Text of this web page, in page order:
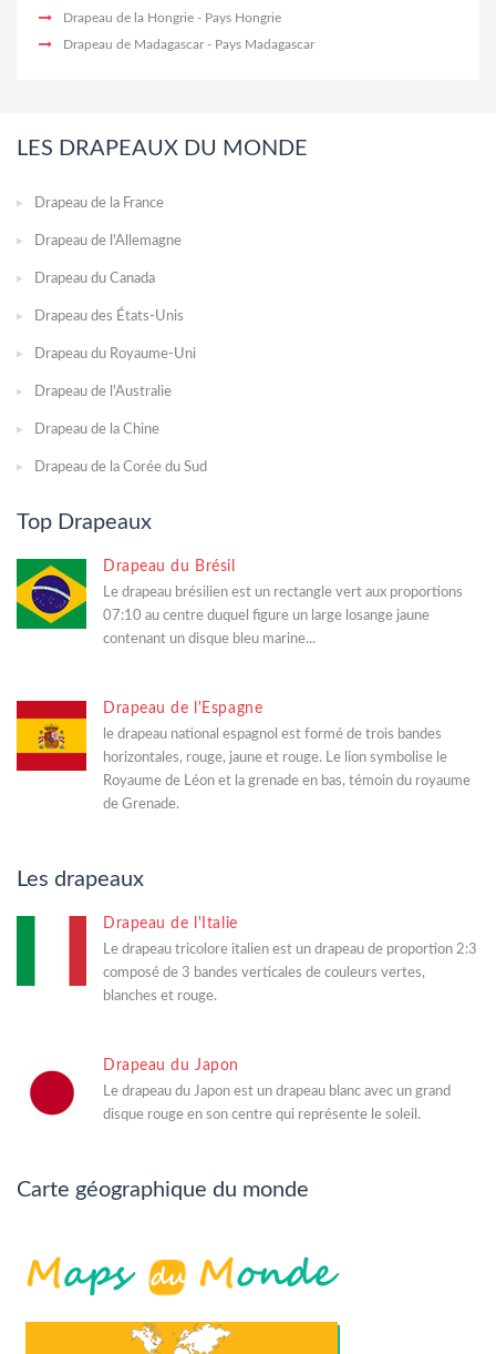
Drapeau de la Hongrie - Pays Hongrie
Drapeau de Madagascar - Pays Madagascar
LES DRAPEAUX DU MONDE
Drapeau de la France
Drapeau de l'Allemagne
Drapeau du Canada
Drapeau des États-Unis
Drapeau du Royaume-Uni
Drapeau de l'Australie
Drapeau de la Chine
Drapeau de la Corée du Sud
Top Drapeaux
Drapeau du Brésil
Le drapeau brésilien est un rectangle vert aux proportions
07:10 au centre duquel figure un large losange jaune
contenant un disque bleu marine...
Drapeau de l'Espagne
le drapeau national espagnol est formé de trois bandes
horizontales, rouge, jaune et rouge. Le lion symbolise le
Royaume de Léon et la grenade en bas, témoin du royaume
de Grenade.
Les drapeaux
Drapeau de l'Italie
Le drapeau tricolore italien est un drapeau de proportion 2:3
composé de 3 bandes verticales de couleurs vertes,
blanches et rouge.
Drapeau du Japon
Le drapeau du Japon est un drapeau blanc avec un grand
disque rouge en son centre qui représente le soleil.
Carte géographique du monde